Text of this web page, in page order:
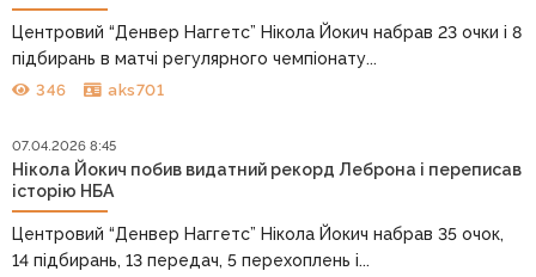
Центровий “Денвер Наггетс” Нікола Йокич набрав 23 очки і 8
підбирань в матчі регулярного чемпіонату...
346 aks701
07.04.2026 8:45
Нікола Йокич побив видатний рекорд Леброна і переписав
історію НБА
Центровий “Денвер Наггетс” Нікола Йокич набрав 35 очок,
14 підбирань, 13 передач, 5 перехоплень і...